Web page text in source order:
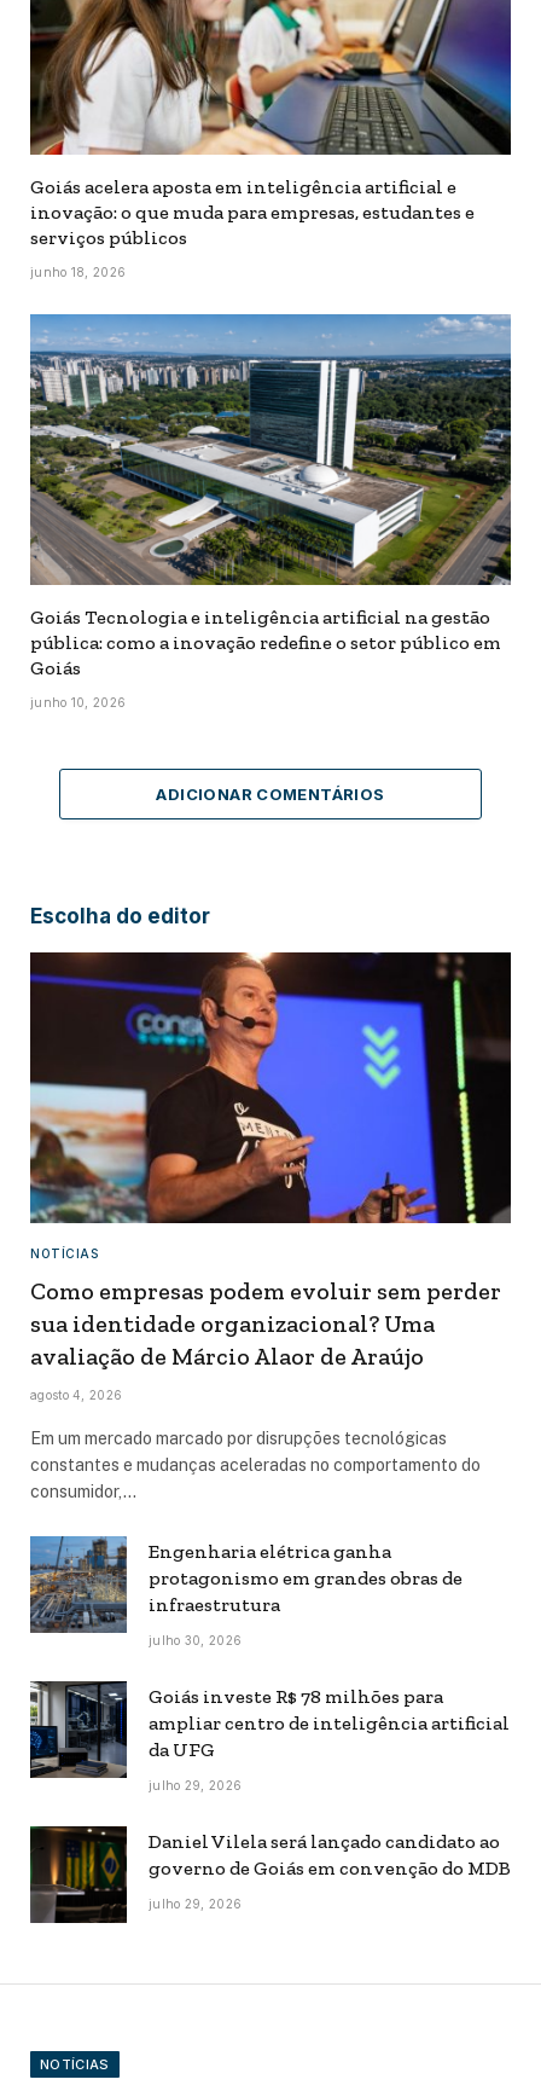
Goiás acelera aposta em inteligência artificial e
inovação: o que muda para empresas, estudantes e
serviços públicos
junho 18, 2026
Goiás Tecnologia e inteligência artificial na gestão
pública: como a inovação redefine o setor público em
Goiás
junho 10, 2026
ADICIONAR COMENTÁRIOS
Escolha do editor
NOTÍCIAS
Como empresas podem evoluir sem perder
sua identidade organizacional? Uma
avaliação de Márcio Alaor de Araújo
agosto 4, 2026
Em um mercado marcado por disrupções tecnológicas
constantes e mudanças aceleradas no comportamento do
consumidor,…
Engenharia elétrica ganha
protagonismo em grandes obras de
infraestrutura
julho 30, 2026
Goiás investe R$ 78 milhões para
ampliar centro de inteligência artificial
da UFG
julho 29, 2026
Daniel Vilela será lançado candidato ao
governo de Goiás em convenção do MDB
julho 29, 2026
NOTÍCIAS